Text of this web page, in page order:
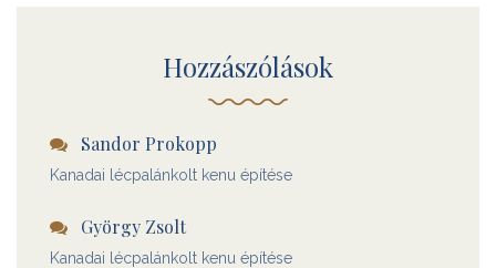
Hozzászólások
Sandor Prokopp
Kanadai lécpalánkolt kenu építése
György Zsolt
Kanadai lécpalánkolt kenu építése